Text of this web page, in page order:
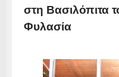
στη Βασιλόπιτα
Φυλασία